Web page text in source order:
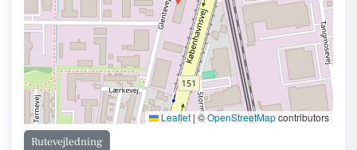
Leaflet | ©OpenStreetMapcontributors
Rutevejledning